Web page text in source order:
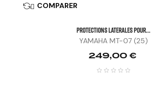
 COMPARER
PROTECTIONS LATERALES POUR...
YAMAHA MT-07 (25)
Prix
249,00 €